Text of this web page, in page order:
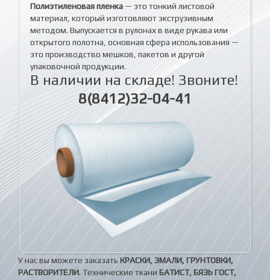
Полиэтиленовая пленка — это тонкий листовой
материал, который изготовляют экструзивным
методом. Выпускается в рулонах в виде рукава или
открытого полотна, основная сфера использования —
это производство мешков, пакетов и другой
упаковочной продукции.
В наличии на складе! Звоните!
8(8412)32-04-41
У нас вы можете заказатьКРАСКИ, ЭМАЛИ, ГРУНТОВКИ,
РАСТВОРИТЕЛИ. Технические ткани БАТИСТ, БЯЗЬ ГОСТ,